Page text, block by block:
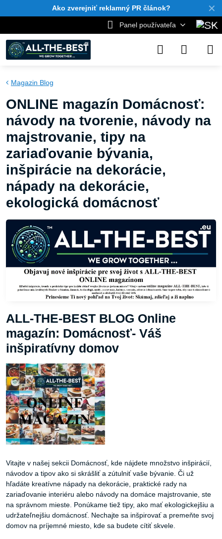
✕
Ako zverejniť reklamný PR článok?
Panel používateľa
Magazin Blog
ONLINE magazín Domácnosť:
návody na tvorenie, návody na
majstrovanie, tipy na
zariaďovanie bývania,
inšpirácie na dekorácie,
nápady na dekorácie,
ekologická domácnosť
ALL-THE-BEST BLOG Online
magazín: Domácnosť- Váš
inšpiratívny domov
Vitajte v našej sekcii Domácnosť, kde nájdete množstvo inšpirácií,
návodov a tipov ako si skrášliť a zútulniť vaše bývanie. Či už
hľadáte kreatívne nápady na dekorácie, praktické rady na
zariaďovanie interiéru alebo návody na domáce majstrovanie, ste
na správnom mieste. Ponúkame tiež tipy, ako mať ekologickejšiu a
udržateľnejšiu domácnosť. Nechajte sa inšpirovať a premeňte svoj
domov na príjemné miesto, kde sa budete cítiť skvele.